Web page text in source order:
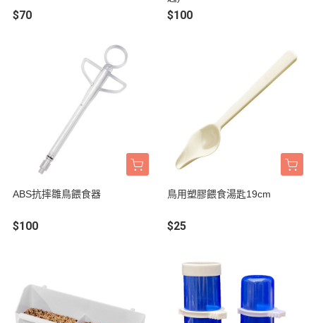
$70 $100
ABS抗摔雛鳥餵食器
$100
鳥用塑膠餵食湯匙19cm
$25